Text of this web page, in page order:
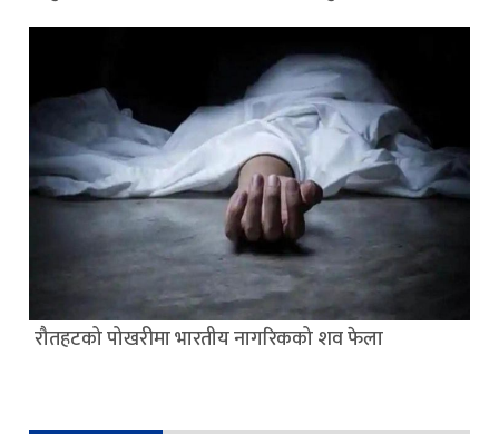
रौतहटको पोखरीमा भारतीय नागरिकको शव फेला